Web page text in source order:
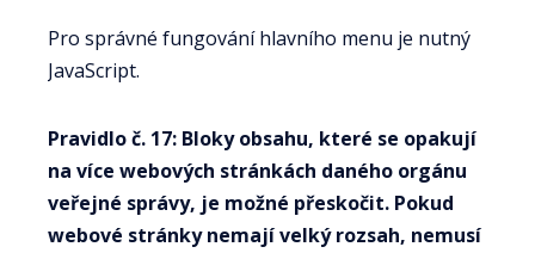
Pro správné fungování hlavního menu je nutný
JavaScript.
Pravidlo č. 17: Bloky obsahu, které se opakují
na více webových stránkách daného orgánu
veřejné správy, je možné přeskočit. Pokud
webové stránky nemají velký rozsah, nemusí